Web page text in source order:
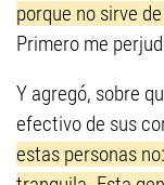
porque no sirve
Primero me
Y agregó, sobre
efectivo de sus
estas personas